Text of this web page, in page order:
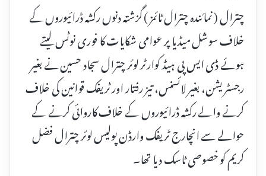
چترال ( نمائندہ چترال ٹائمز ) گزشتہ دنوں رکشہ ڈرائیوروں کے
خلاف سوشل میڈیا پر عوامی شکایات کا فوری نوٹس لیتے
ہوئے ڈی ایس پی ہیڈ کوارٹر لوئر چترال سجاد حسین نے بغیر
رجسٹریشن، بغیر لائسنس، تیز رفتار اور ٹریفک قوانین کی خلاف
کرنے والے رکشہ ڈرائیوروں کے خلاف کاروائی کرنے کے
حوالے سے انچارج ٹریفک وارڈن پولیس لوئر چترال فضل
کریم کو خصوصی ٹاسک دیا تھا۔